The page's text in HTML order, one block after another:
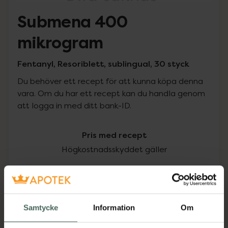
Samtycke Information Om
Submena 400
mikrogram
Fentanyl, Resoriblett, sublingual, 30 styck
Du behöver ett recept för att kunna köpa denna
vara. Om du har ett recept kan du handla genom
att logga in med ditt bank-ID.
Pris med recept
Högkostnadsskyddet gäller
1596,43 kr
I apotek:1596,43 kr
Köp via ditt recept